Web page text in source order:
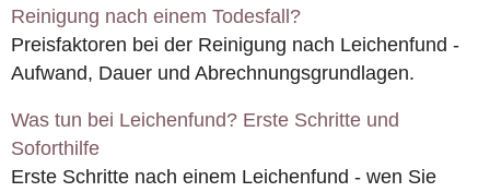
Reinigung nach einem Todesfall?
Preisfaktoren bei der Reinigung nach Leichenfund -
Aufwand, Dauer und Abrechnungsgrundlagen.
Was tun bei Leichenfund? Erste Schritte und
Soforthilfe
Erste Schritte nach einem Leichenfund - wen Sie